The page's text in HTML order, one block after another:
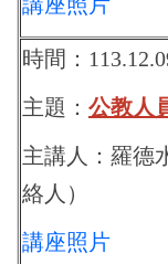
時間：
主題： 公教人
主講人：羅德
絡人 ）
講座照片